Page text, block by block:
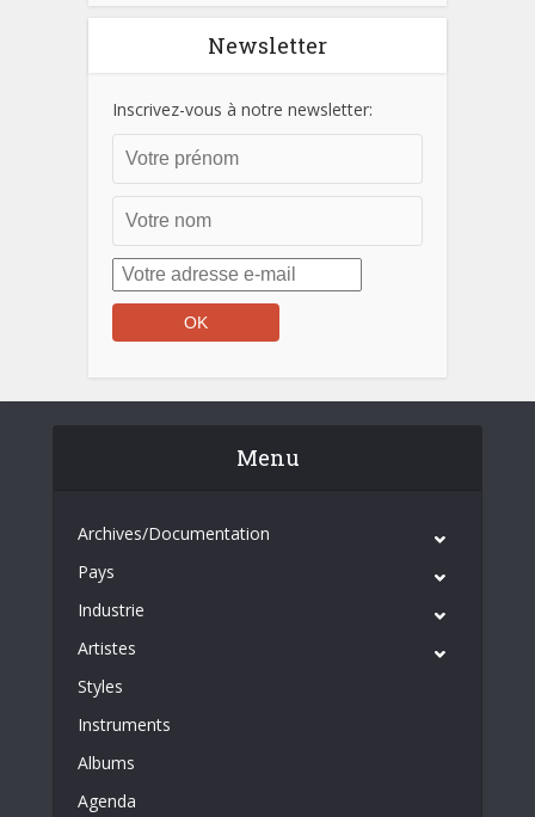
Newsletter
Inscrivez-vous à notre newsletter:
Menu
Archives/Documentation
Pays
Industrie
Artistes
Styles
Instruments
Albums
Agenda